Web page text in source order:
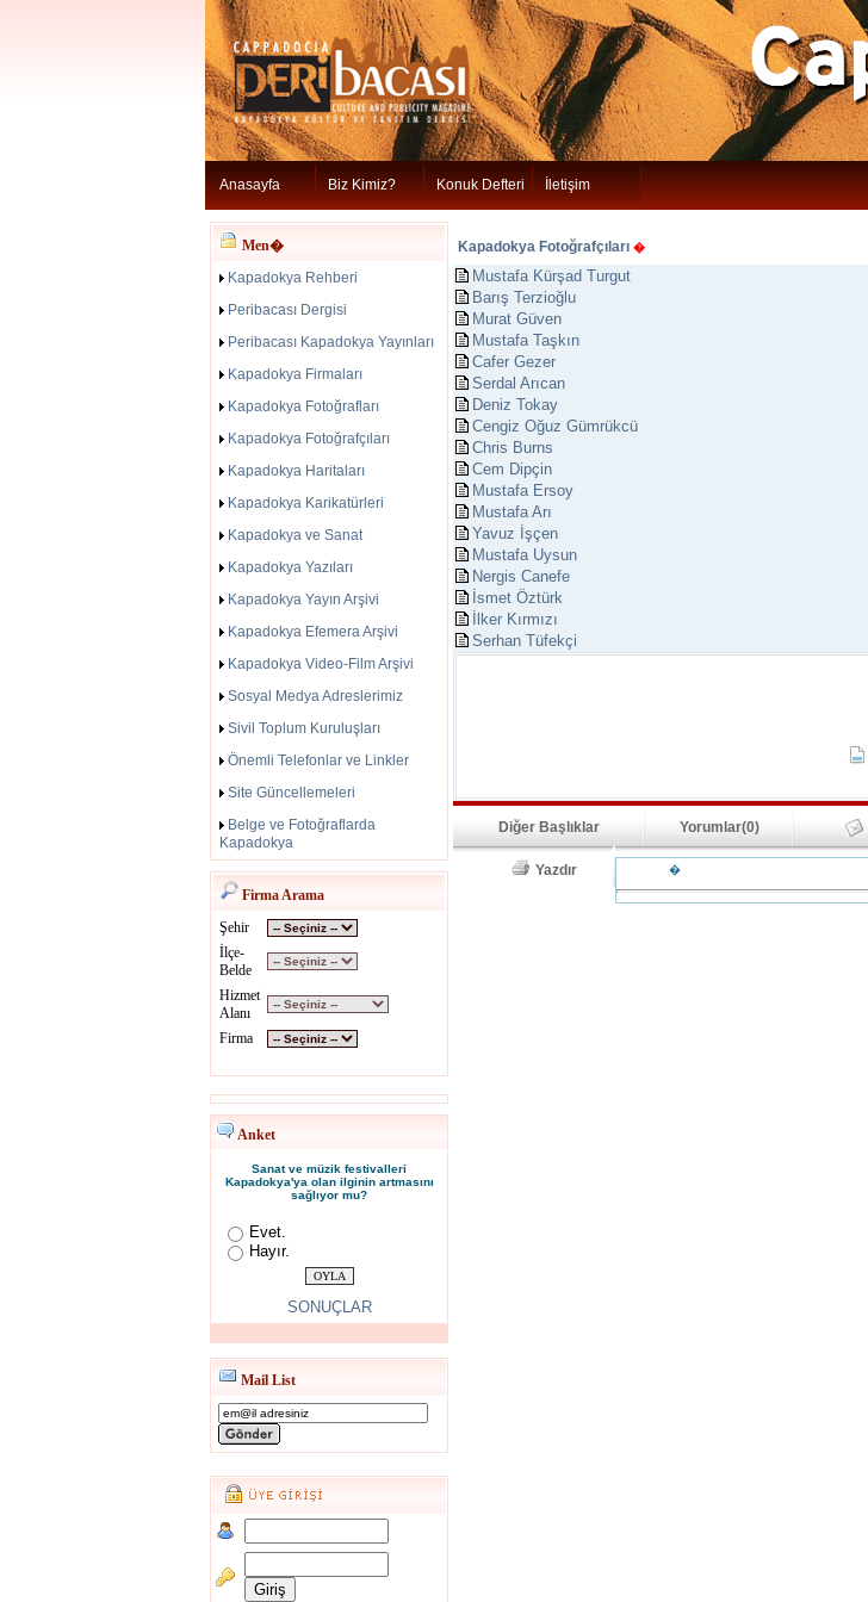
Anasayfa Biz Kimiz? Konuk Defteri İletişim
Men�
Kapadokya Rehberi
Peribacası Dergisi
Peribacası Kapadokya Yayınları
Kapadokya Firmaları
Kapadokya Fotoğrafları
Kapadokya Fotoğrafçıları
Kapadokya Haritaları
Kapadokya Karikatürleri
Kapadokya ve Sanat
Kapadokya Yazıları
Kapadokya Yayın Arşivi
Kapadokya Efemera Arşivi
Kapadokya Video-Film Arşivi
Sosyal Medya Adreslerimiz
Sivil Toplum Kuruluşları
Önemli Telefonlar ve Linkler
Site Güncellemeleri
Belge ve Fotoğraflarda
Kapadokya
Firma Arama
Şehir
İlçe-
Belde
Hizmet
Alanı
Firma
Anket
Sanat ve müzik festivalleri
Kapadokya'ya olan ilginin artmasını
sağlıyor mu?
Evet.
Hayır.
SONUÇLAR
Mail List
Kapadokya Fotoğrafçıları �
Mustafa Kürşad Turgut
Barış Terzioğlu
Murat Güven
Mustafa Taşkın
Cafer Gezer
Serdal Arıcan
Deniz Tokay
Cengiz Oğuz Gümrükcü
Chris Burns
Cem Dipçin
Mustafa Ersoy
Mustafa Arı
Yavuz İşçen
Mustafa Uysun
Nergis Canefe
İsmet Öztürk
İlker Kırmızı
Serhan Tüfekçi
Diğer Başlıklar Yorumlar(0)
Yazdır �